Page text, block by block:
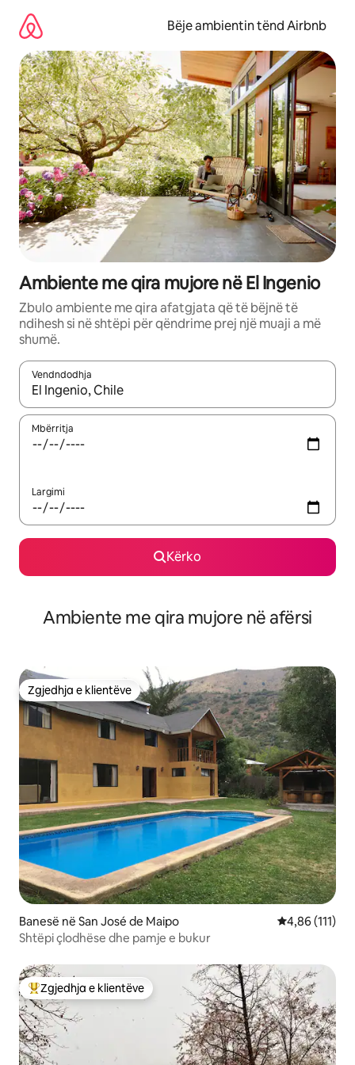
përmbajtja
Bëje ambientin tënd Airbnb
Ambiente me qira mujore në El Ingenio
Zbulo ambiente me qira afatgjata që të bëjnë të
ndihesh si në shtëpi për qëndrime prej një muaji a më
shumë.
Vendndodhja
Kur rezultatet të jenë të disponueshme, lëviz me butonat e
Mbërritja
Largimi
Kërko
Ambiente me qira mujore në afërsi
Zgjedhja e klientëve
Zgjedhja e klientëve
Banesë në San José de Maipo Vlerësimi
4,86 (111)
Shtëpi çlodhëse dhe pamje e bukur
Më të mirat e zgjedhjeve të klientëve
Zgjedhja e klientëve